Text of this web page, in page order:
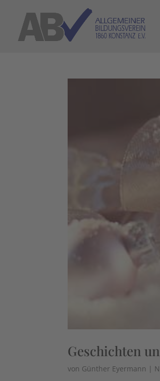
Geschichten
von Günther Eyermann |